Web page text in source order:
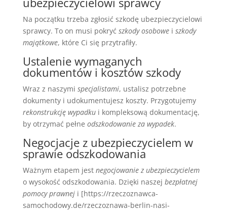
Na początku trzeba zgłosić szkodę ubezpieczycielowi
sprawcy. To on musi pokryć szkody osobowei szkody
majątkowe, które Ci się przytrafiły.
Ustalenie wymaganych
dokumentów i kosztów szkody
Wraz z naszymi specjalistami, ustalisz potrzebne
dokumenty i udokumentujesz koszty. Przygotujemy
rekonstrukcję wypadkui kompleksową dokumentację,
by otrzymać pełne odszkodowanie za wypadek.
Negocjacje z ubezpieczycielem w
sprawie odszkodowania
Ważnym etapem jest negocjowanie z ubezpieczycielem
o wysokość odszkodowania. Dzięki naszej bezpłatnej
pomocy prawneji [https://rzeczoznawca-
samochodowy.de/rzeczoznawa-berlin-nasi-